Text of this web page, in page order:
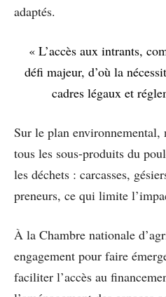
adaptés.
« L’accès aux intrants,
défi majeur, d’où la
cadres légaux et
Sur le plan
tous les sous-produits du
les déchets : carcasses,
preneurs, ce qui limite
À la Chambre nationale
engagement pour faire
faciliter l’accès au